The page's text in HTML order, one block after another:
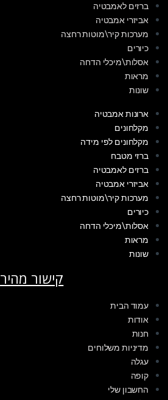
ברזים לאמבטיה
אביזרי אמבטיה
מערכות קיר\מוטות רחצה
כיורים
אסלות\מיכלי הדחה
מראות
שונות
ארונות אמבטיה
מקלחונים
מקלחונים לפי מידה
ברזי מטבח
ברזים לאמבטיה
אביזרי אמבטיה
מערכות קיר\מוטות רחצה
כיורים
אסלות\מיכלי הדחה
מראות
שונות
קישור מהיר
עמוד הבית
אודות
חנות
מדיניות משלוחים
עגלה
קופה
החשבון שלי